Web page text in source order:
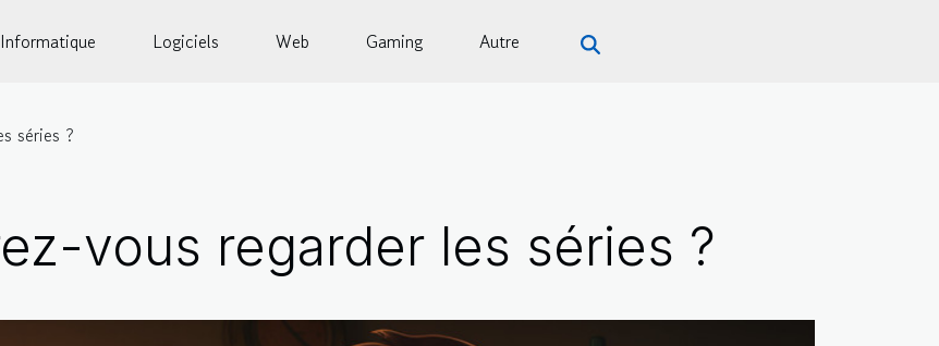
Informatique Logiciels Web Gaming Autre
séries ?
vous regarder les séries ?